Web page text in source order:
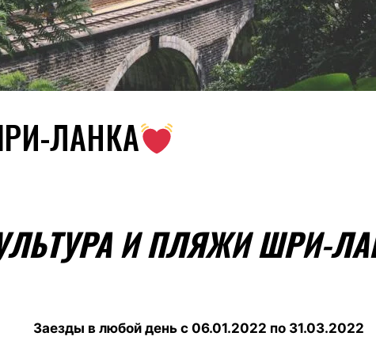
ЛАНКА
И ПЛЯЖИ ШРИ-
Заезды в любой день с 06.01.2022 по 31.03.2022